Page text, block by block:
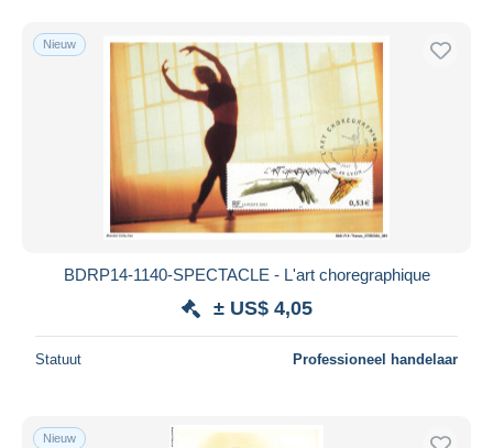
Nieuw
BDRP14-1140-SPECTACLE - L'art choregraphique
± US$ 4,05
Statuut Professioneel handelaar
Nieuw